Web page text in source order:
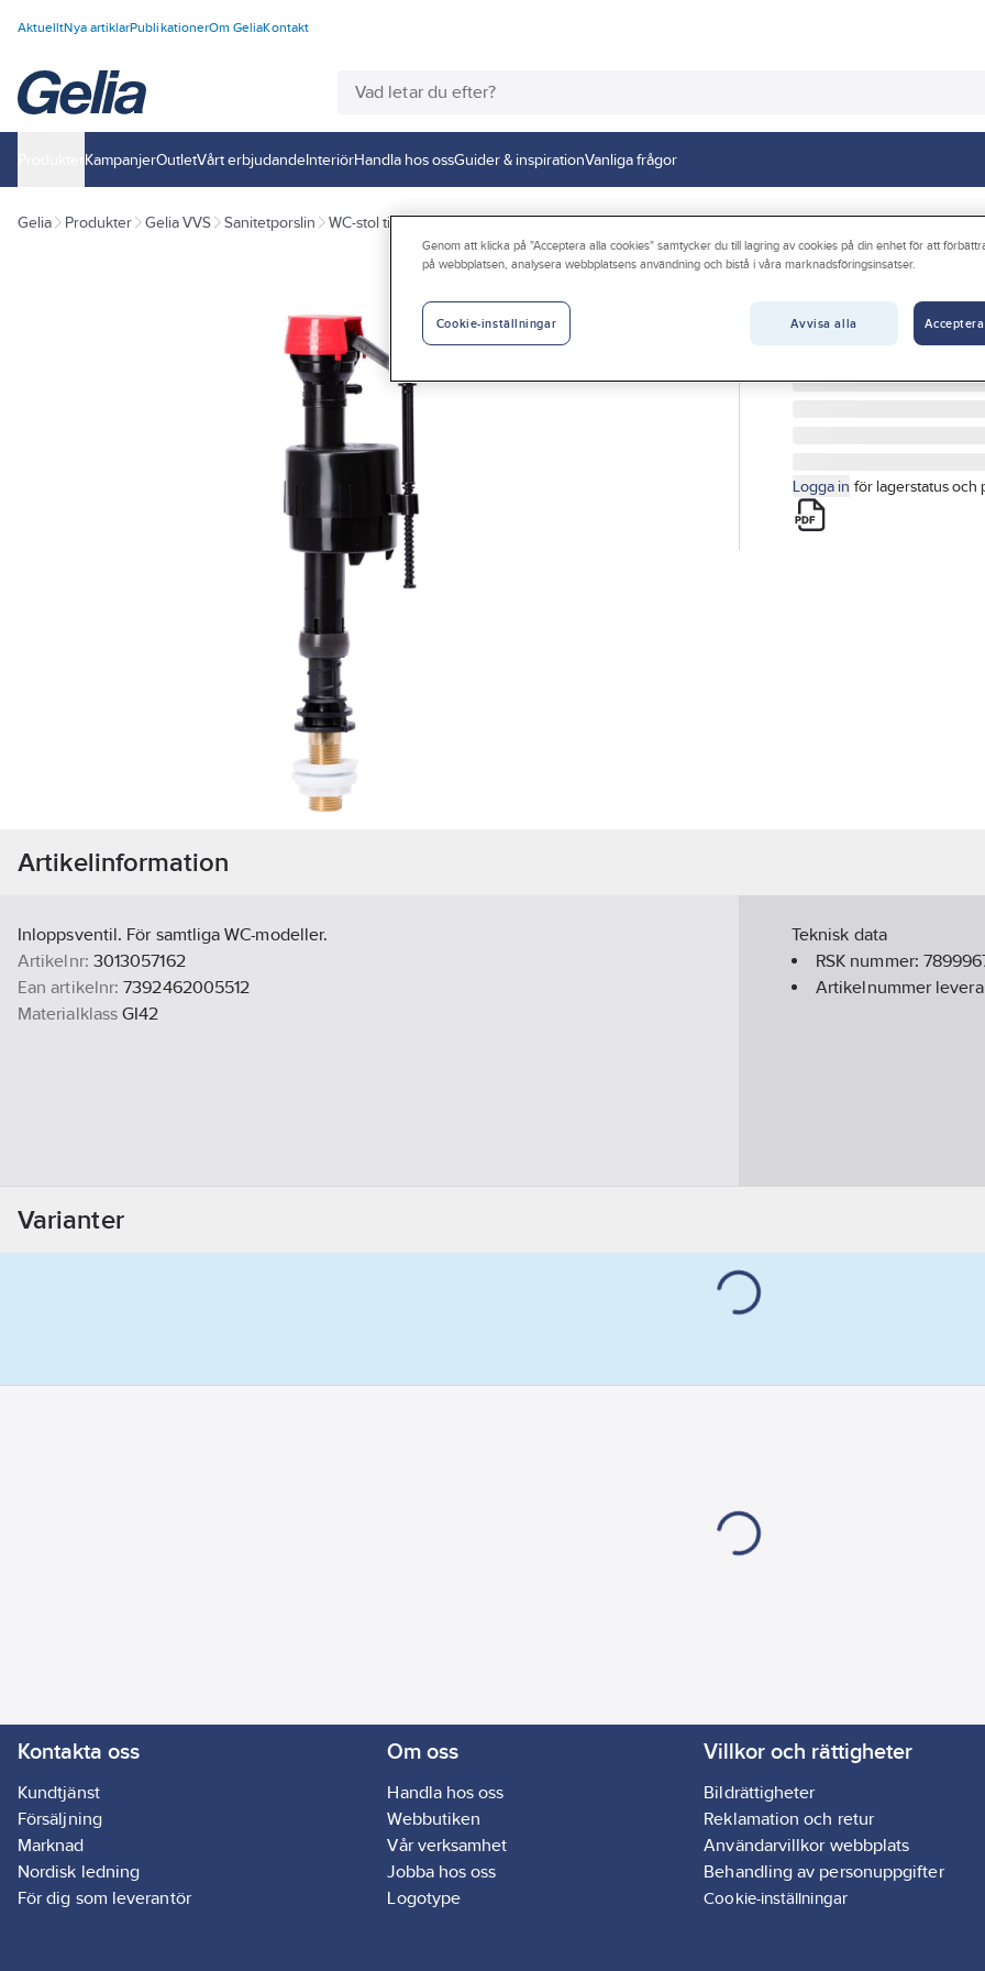
AktuelltNya artiklarPublikationerOm GeliaKontakt
KampanjerOutletVårt erbjudandeInteriörHandla hos ossGuider & inspirationVanliga frågor
Gelia Produkter Gelia VVS Sanitetporslin WC-stol tillbehör och reservdelar
Flottörventil
FLOTTÖRVENTIL
Logga in för lagerstatus och
Artikelinformation
Inloppsventil. För samtliga WC-modeller.
Artikelnr: 3013057162
Ean artikelnr: 7392462005512
Materialklass GI42
Teknisk data
RSK nummer:
Artikelnummer
Varianter
Kontakta oss
Kundtjänst
Försäljning
Marknad
Nordisk ledning
För dig som leverantör
Om oss
Handla hos oss
Webbutiken
Vår verksamhet
Jobba hos oss
Logotype
Villkor och rättigheter
Bildrättigheter
Reklamation och retur
Användarvillkor webbplats
Behandling av personuppgifter
Cookie-inställningar
Genom att klicka på "Acceptera alla cookies" samtycker du till lagring av cookies på din enhet för att
på webbplatsen, analysera webbplatsens användning och bistå i våra marknadsföringsinsatser.
Avvisa alla
Cookie-inställningar